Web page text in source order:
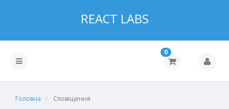
REACT LABS
0
Головна Сповіщення